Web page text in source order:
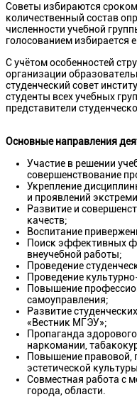
Советы избираются
количественный состав
численности учебной
голосованием избирается
С учётом особенностей
организации
студенческий совет
студенты всех учебных
представители
Основные направления
Участие в решении
совершенствование
Укрепление
и проявлений
Развитие и
качеств;
Воспитание
Поиск эффективных
внеучебной работы;
Проведение
Проведение
Повышение
самоуправления;
Развитие
«Вестник МГЭУ»;
Пропаганда
наркомании,
Повышение правовой,
эстетической
Совместная работа с
города, области.